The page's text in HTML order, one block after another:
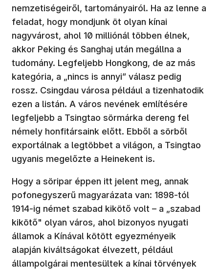
nemzetiségeiről, tartományairól. Ha az lenne a
feladat, hogy mondjunk öt olyan kínai
nagyvárost, ahol 10 milliónál többen élnek,
akkor Peking és Sanghaj után megállna a
tudomány. Legfeljebb Hongkong, de az más
kategória, a „nincs is annyi” válasz pedig
rossz. Csingdau városa például a tizenhatodik
ezen a listán. A város nevének említésére
legfeljebb a Tsingtao sörmárka dereng fel
némely honfitársaink előtt. Ebből a sörből
exportálnak a legtöbbet a világon, a Tsingtao
ugyanis megelőzte a Heinekent is.
Hogy a söripar éppen itt jelent meg, annak
pofonegyszerű magyarázata van: 1898-tól
1914-ig német szabad kikötő volt – a „szabad
kikötő" olyan város, ahol bizonyos nyugati
államok a Kínával kötött egyezményeik
alapján kiváltságokat élvezett, például
állampolgárai mentesültek a kínai törvények